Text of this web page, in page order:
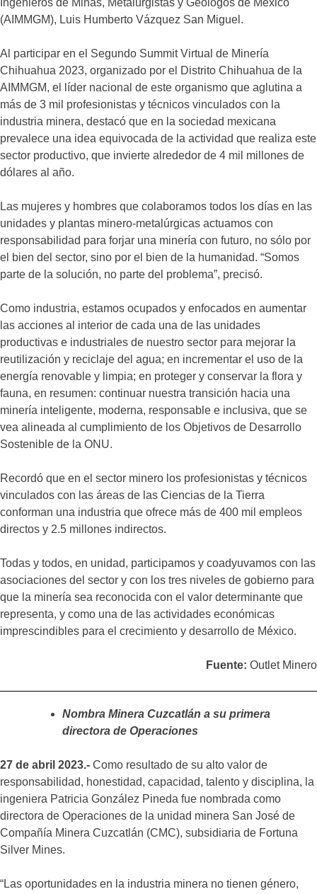
Ingenieros de Minas, Metalurgistas y Geólogos de México
(AIMMGM), Luis Humberto Vázquez San Miguel.
Al participar en el Segundo Summit Virtual de Minería
Chihuahua 2023, organizado por el Distrito Chihuahua de la
AIMMGM, el líder nacional de este organismo que aglutina a
más de 3 mil profesionistas y técnicos vinculados con la
industria minera, destacó que en la sociedad mexicana
prevalece una idea equivocada de la actividad que realiza este
sector productivo, que invierte alrededor de 4 mil millones de
dólares al año.
Las mujeres y hombres que colaboramos todos los días en las
unidades y plantas minero-metalúrgicas actuamos con
responsabilidad para forjar una minería con futuro, no sólo por
el bien del sector, sino por el bien de la humanidad. “Somos
parte de la solución, no parte del problema”, precisó.
Como industria, estamos ocupados y enfocados en aumentar
las acciones al interior de cada una de las unidades
productivas e industriales de nuestro sector para mejorar la
reutilización y reciclaje del agua; en incrementar el uso de la
energía renovable y limpia; en proteger y conservar la flora y
fauna, en resumen: continuar nuestra transición hacia una
minería inteligente, moderna, responsable e inclusiva, que se
vea alineada al cumplimiento de los Objetivos de Desarrollo
Sostenible de la ONU.
Recordó que en el sector minero los profesionistas y técnicos
vinculados con las áreas de las Ciencias de la Tierra
conforman una industria que ofrece más de 400 mil empleos
directos y 2.5 millones indirectos.
Todas y todos, en unidad, participamos y coadyuvamos con las
asociaciones del sector y con los tres niveles de gobierno para
que la minería sea reconocida con el valor determinante que
representa, y como una de las actividades económicas
imprescindibles para el crecimiento y desarrollo de México.
Fuente: Outlet Minero
Nombra Minera Cuzcatlán a su primera
directora de Operaciones
27 de abril 2023.- Como resultado de su alto valor de
responsabilidad, honestidad, capacidad, talento y disciplina, la
ingeniera Patricia González Pineda fue nombrada como
directora de Operaciones de la unidad minera San José de
Compañía Minera Cuzcatlán (CMC), subsidiaria de Fortuna
Silver Mines.
“Las oportunidades en la industria minera no tienen género,